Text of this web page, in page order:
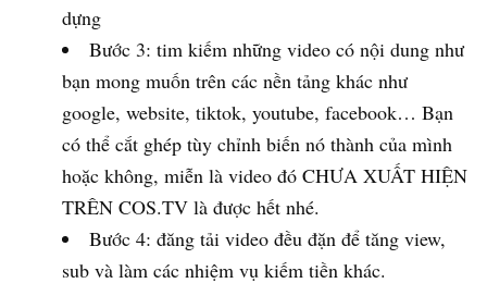
dựng
Bước 3: tim kiếm những video có nội dung như
bạn mong muốn trên các nền tảng khác như
google, website, tiktok, youtube, facebook… Bạn
có thể cắt ghép tùy chỉnh biến nó thành của mình
hoặc không, miễn là video đó CHƯA XUẤT HIỆN
TRÊN COS.TV là được hết nhé.
Bước 4: đăng tải video đều đặn để tăng view,
sub và làm các nhiệm vụ kiếm tiền khác.